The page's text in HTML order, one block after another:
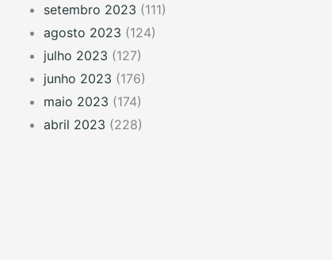
setembro 2023 (111)
agosto 2023 (124)
julho 2023 (127)
junho 2023 (176)
maio 2023 (174)
abril 2023 (228)